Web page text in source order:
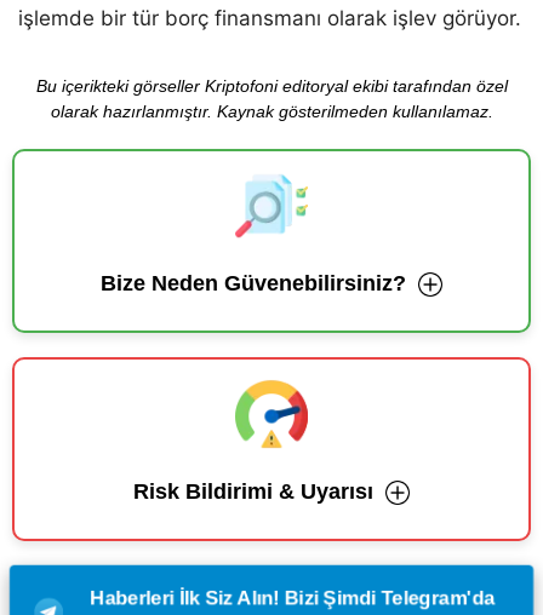
işlemde bir tür borç finansmanı olarak işlev görüyor.
Bu içerikteki görseller Kriptofoni editoryal ekibi tarafından özel
olarak hazırlanmıştır. Kaynak gösterilmeden kullanılamaz.
Bize Neden Güvenebilirsiniz?
Risk Bildirimi & Uyarısı
Haberleri İlk Siz Alın! Bizi Şimdi Telegram'da